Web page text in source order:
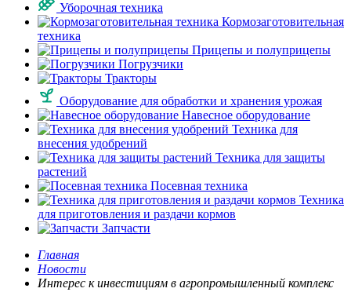
Уборочная техника
Кормозаготовительная
техника
Прицепы и полуприцепы
Погрузчики
Тракторы
Оборудование для обработки и хранения урожая
Навесное оборудование
Техника для
внесения удобрений
Техника для защиты
растений
Посевная техника
Техника
для приготовления и раздачи кормов
Запчасти
Главная
Новости
Интерес к инвестициям в агропромышленный комплекс